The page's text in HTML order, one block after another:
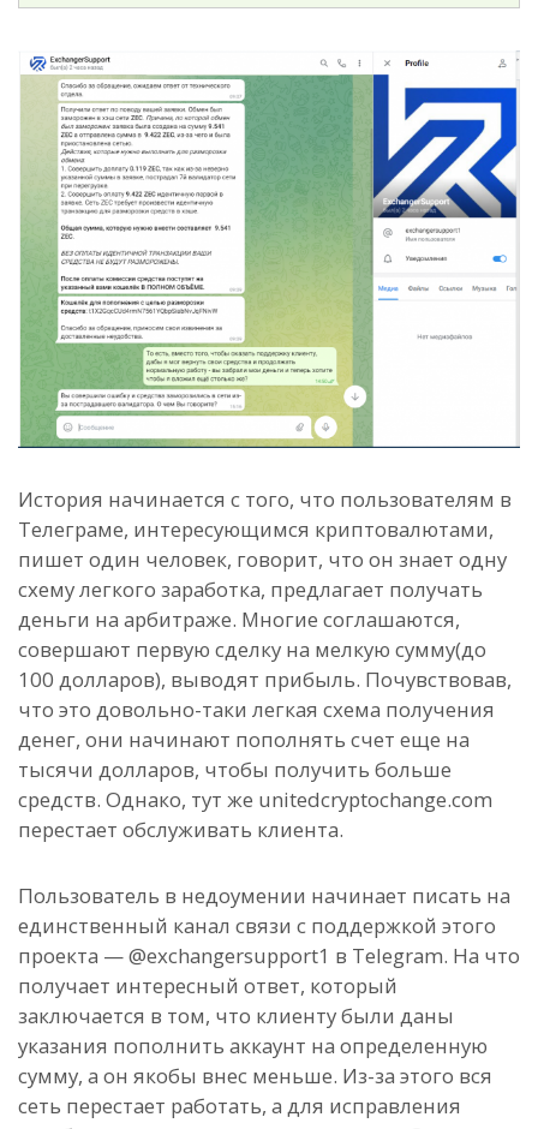
История начинается с того, что пользователям в
Телеграме, интересующимся криптовалютами,
пишет один человек, говорит, что он знает одну
схему легкого заработка, предлагает получать
деньги на арбитраже. Многие соглашаются,
совершают первую сделку на мелкую сумму(до
100 долларов), выводят прибыль. Почувствовав,
что это довольно-таки легкая схема получения
денег, они начинают пополнять счет еще на
тысячи долларов, чтобы получить больше
средств. Однако, тут же unitedcryptochange.com
перестает обслуживать клиента.
Пользователь в недоумении начинает писать на
единственный канал связи с поддержкой этого
проекта — @exchangersupport1 в Telegram. На что
получает интересный ответ, который
заключается в том, что клиенту были даны
указания пополнить аккаунт на определенную
сумму, а он якобы внес меньше. Из-за этого вся
сеть перестает работать, а для исправления